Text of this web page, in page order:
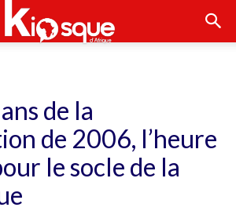
de la
de 2006, l’heure
le socle de la